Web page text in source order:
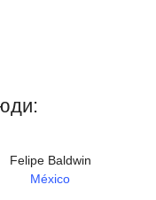
Felipe Baldwin
México